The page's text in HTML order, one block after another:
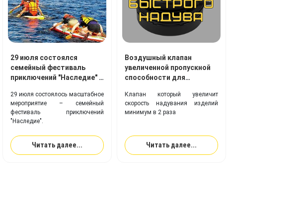
29 июля состоялся
семейный фестиваль
приключений "Наследие" с
29 июля состоялось масштабное
мероприятие – семейный
фестиваль приключений
"Наследие".
Читать далее...
Воздушный клапан
увеличенной пропускной
способности для
260 H.V.: где
используется, почему
важен, преимущества
Клапан который увеличит
скорость надувания изделий
минимум в 2 раза
Читать далее...